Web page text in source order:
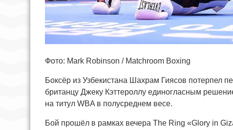
Фото: Mark Robinson / Matchroom Boxing
Боксёр из Узбекистана Шахрам Гиясов потерпел
британцу Джеку Кэттероллу единогласным
на титул WBA в полусреднем весе.
Бой прошёл в рамках вечера The Ring «Glory in